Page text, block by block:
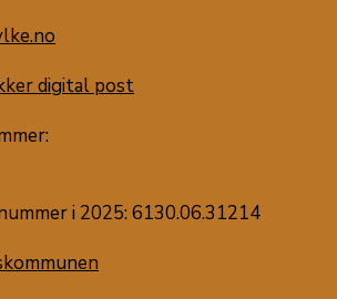
digital post
i 2025: 6130.06.31214